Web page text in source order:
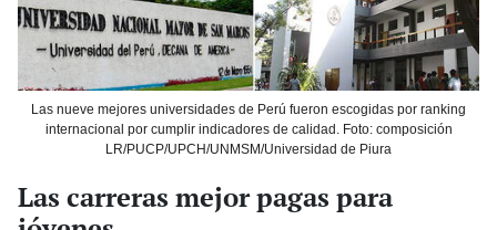
Las nueve mejores universidades de Perú fueron escogidas por ranking
internacional por cumplir indicadores de calidad. Foto: composición
LR/PUCP/UPCH/UNMSM/Universidad de Piura
Las carreras mejor pagas para